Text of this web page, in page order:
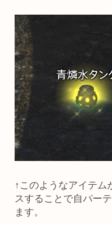
↑このようなアイテム
スすることで自パー
ます。